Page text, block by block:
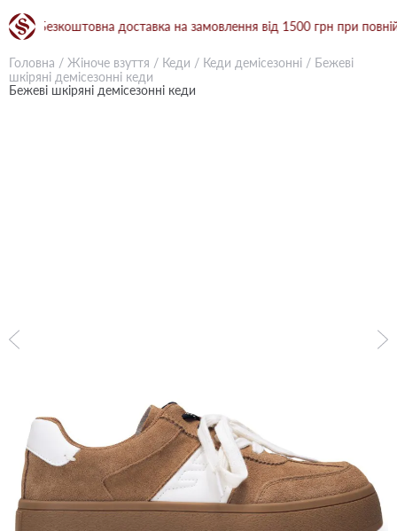
доставка на замовлення від 1500 грн при повній
Головна / Жіноче взуття / Кеди / Кеди демісезонні / Бежевi
шкіряні демісезонні кеди
Бежевi шкіряні демісезонні кеди